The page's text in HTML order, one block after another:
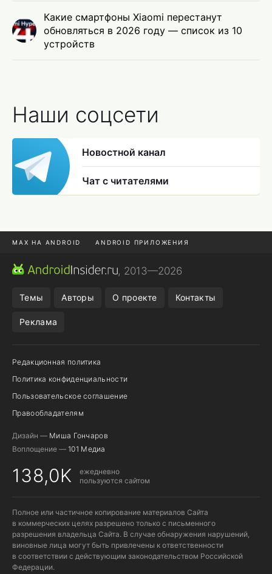
Какие смартфоны Xiaomi перестанут
обновляться в 2026 году — список из 10
устройств
Наши соцсети
Новостной канал
Чат с читателями
MAX НА ANDROID ANDROID ПРИЛОЖЕНИЯ
MAX ИЗ RUSTORE
, 2013—2026
Темы Авторы О проекте Контакты
Реклама
Редакционная политика
Политика конфиденциальности
Пользовательское соглашение
Правообладателям
Дизайн — Миша Гончаров
Воплощение — 101 Медиа
138,0K
ежедневно
пользуются сайтом
Полное или частичное копирование материалов Сайта
в коммерческих целях разрешено только с письменного
разрешения владельца Сайта. В случае обнаружения нарушений,
виновные лица могут быть привлечены к ответственности
в соответствии с действующим законодательством Российской
Федерации.